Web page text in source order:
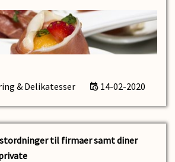
& Delikatesser
14-02-2020
til firmaer samt diner